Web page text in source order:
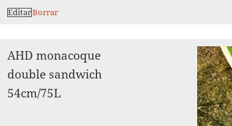
EditarBorrar
AHD monacoque
double sandwich
54cm/75L